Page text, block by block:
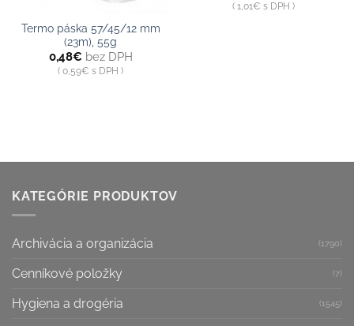
Termo páska 57/45/12 mm
(23m), 55g
0,48€bez DPH
0,59€ s DPH
1,01€ s DPH
KATEGÓRIE PRODUKTOV
Archivácia a organizácia (1790)
Cenníkové položky (7)
Hygiena a drogéria (1545)